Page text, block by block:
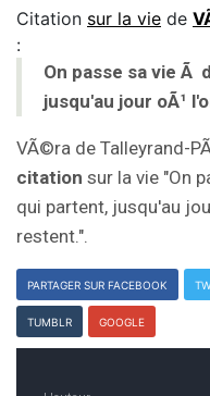
Citation sur la vie de
:
On passe sa vie Ã
jusqu'au jour oÃ¹
VÃ©ra de Talleyrand-
citation sur la vie "On
qui partent, jusqu'au
restent.".
PARTAGER SUR FACEBOOK
TUMBLR GOOGLE